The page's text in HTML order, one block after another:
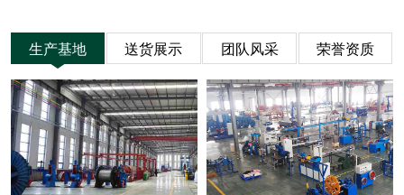
生产基地 送货展示 团队风采 荣誉资质